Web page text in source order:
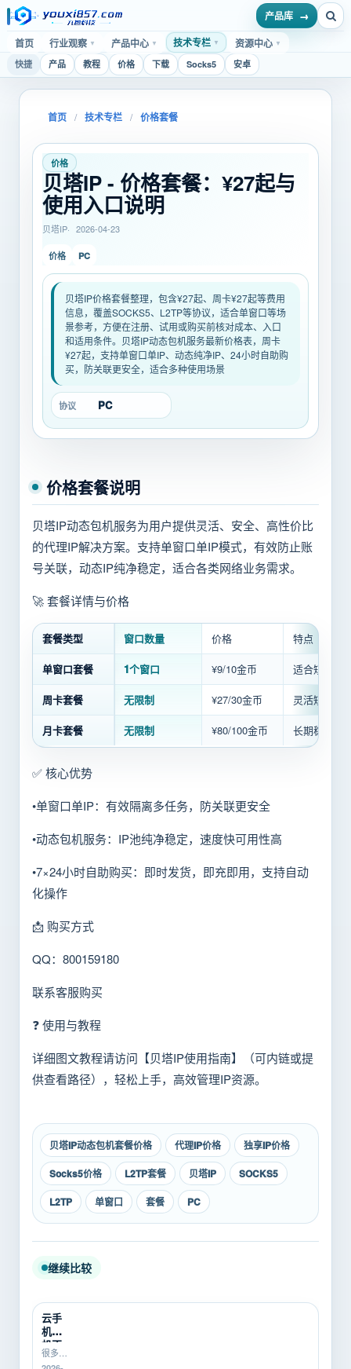
首页 行业观察 ▼ 产品中心 ▼ 技术专栏 ▼ 资源中心 ▼
产品库
快捷 产品 教程 价格 下载 Socks5 安卓
首页 / 技术专栏 / 价格套餐
价格
贝塔IP - 价格套餐：¥27起与
使用入口说明
贝塔IP 2026-04-23
价格 PC
贝塔IP价格套餐整理，包含¥27起、周卡¥27起等费用
信息，覆盖SOCKS5、L2TP等协议，适合单窗口等场
景参考，方便在注册、试用或购买前核对成本、入口
和适用条件。贝塔IP动态包机服务最新价格表，周卡
¥27起，支持单窗口单IP、动态纯净IP、24小时自助购
买，防关联更安全，适合多种使用场景
协议 PC
价格套餐说明
贝塔IP动态包机服务为用户提供灵活、安全、高性价比
的代理IP解决方案。支持单窗口单IP模式，有效防止账
号关联，动态IP纯净稳定，适合各类网络业务需求。
🚀 套餐详情与价格
套餐类型 窗口数量 价格 特点
单窗口套餐 1个窗口 ¥9/10金币 适合短期单
周卡套餐 无限制 ¥27/30金币 灵活短期，
月卡套餐 无限制 ¥80/100金币 长期稳定，
✅ 核心优势
•单窗口单IP：有效隔离多任务，防关联更安全
•动态包机服务：IP池纯净稳定，速度快可用性高
•7×24小时自助购买：即时发货，即充即用，支持自动
化操作
📩 购买方式
QQ：800159180
联系客服购买
❓ 使用与教程
详细图文教程请访问【贝塔IP使用指南】（可内链或提
供查看路径），轻松上手，高效管理IP资源。
贝塔IP动态包机套餐价格 代理IP价格
独享IP价格
Socks5价格
L2TP套餐 贝塔IP
SOCKS5
L2TP
单窗口 套餐 PC
继续比较
云手
机挂
机不
稳定
很多游
戏搬